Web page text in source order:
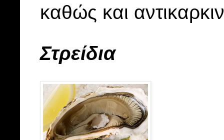
καθώς και
Στρείδια